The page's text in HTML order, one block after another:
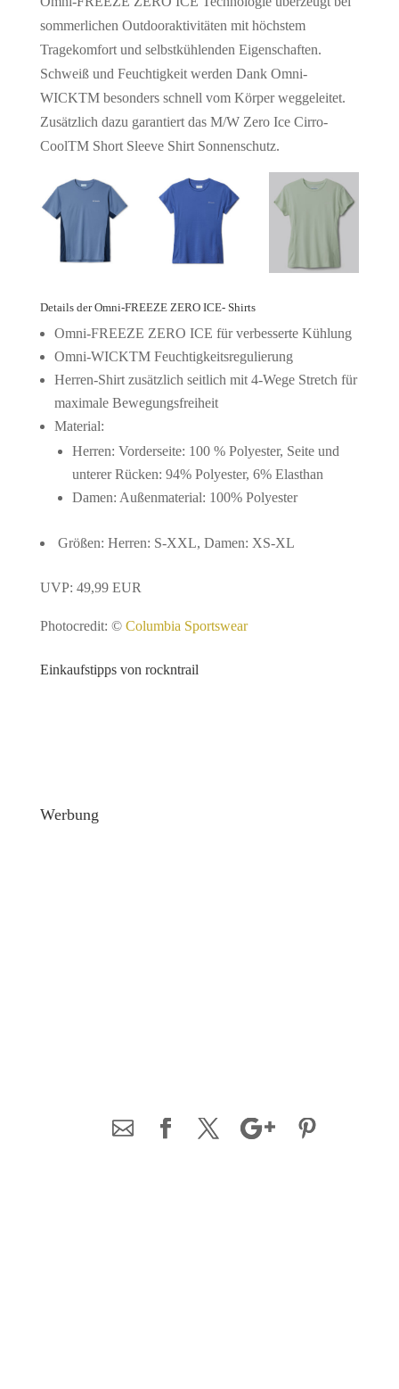
sommerlichen Outdooraktivitäten mit höchstem
Tragekomfort und selbstkühlenden Eigenschaften.
Schweiß und Feuchtigkeit werden Dank Omni-
WICKTM besonders schnell vom Körper weggeleitet.
Zusätzlich dazu garantiert das M/W Zero Ice Cirro-
CoolTM Short Sleeve Shirt Sonnenschutz.
Details der Omni-FREEZE ZERO ICE- Shirts
Omni-FREEZE ZERO ICE für verbesserte Kühlung
Omni-WICKTM Feuchtigkeitsregulierung
Herren-Shirt zusätzlich seitlich mit 4-Wege Stretch für
maximale Bewegungsfreiheit
Material:
Herren: Vorderseite: 100 % Polyester, Seite und
unterer Rücken: 94% Polyester, 6% Elasthan
Damen: Außenmaterial: 100% Polyester
Größen: Herren: S-XXL, Damen: XS-XL
UVP: 49,99 EUR
Photocredit: © Columbia Sportswear
Einkaufstipps von rockntrail
Werbung